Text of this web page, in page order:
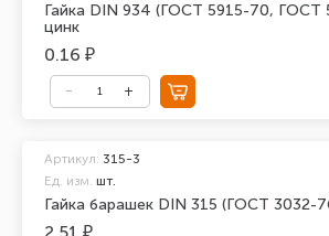
Гайка DIN 934 (ГОСТ 5915-70, ГОСТ
цинк
0.16 ₽
Гайка барашек DIN 315 (ГОСТ 3032-
Артикул: 315-3
Ед. изм. шт.